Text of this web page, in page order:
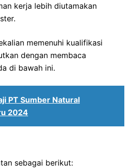
kerja lebih diutamakan
memenuhi kualifikasi
dengan membaca
di bawah ini.
PT Sumber Natural
2024
sebagai berikut: